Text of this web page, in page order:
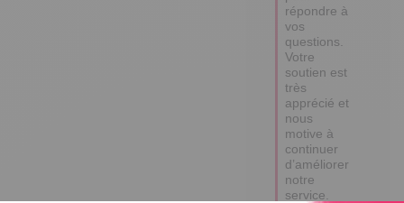
répondre à
vos
questions.
Votre
soutien est
très
apprécié et
nous
motive à
continuer
d’améliorer
notre
service.